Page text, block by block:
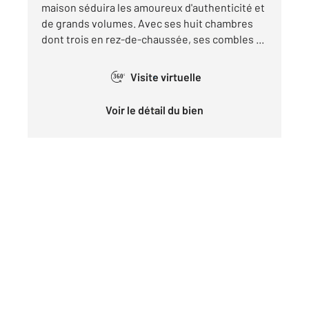
maison séduira les amoureux d'authenticité et
de grands volumes. Avec ses huit chambres
dont trois en rez-de-chaussée, ses combles ...
360° Visite virtuelle
Voir le détail du bien